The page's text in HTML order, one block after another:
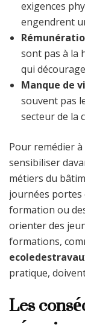
exigences
engendrent
sont pas à la
qui
Manque de
souvent pas
secteur de la
Pour remédier
sensibiliser
métiers du
journées portes
formation ou
orienter des
formations,
pratique,
Les